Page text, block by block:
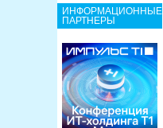
ИНФОРМАЦИОННЫЕ
ПАРТНЕРЫ